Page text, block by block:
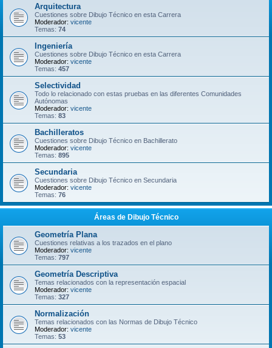
Arquitectura
Cuestiones sobre Dibujo Técnico en esta Carrera
Moderador: vicente
Temas: 74
Ingeniería
Cuestiones sobre Dibujo Técnico en esta Carrera
Moderador: vicente
Temas: 457
Selectividad
Todo lo relacionado con estas pruebas en las diferentes Comunidades
Autónomas
Moderador: vicente
Temas: 83
Bachilleratos
Cuestiones sobre Dibujo Técnico en Bachillerato
Moderador: vicente
Temas: 895
Secundaria
Cuestiones sobre Dibujo Técnico en Secundaria
Moderador: vicente
Temas: 76
Áreas de Dibujo Técnico
Geometría Plana
Cuestiones relativas a los trazados en el plano
Moderador: vicente
Temas: 797
Geometría Descriptiva
Temas relacionados con la representación espacial
Moderador: vicente
Temas: 327
Normalización
Temas relacionados con las Normas de Dibujo Técnico
Moderador: vicente
Temas: 53